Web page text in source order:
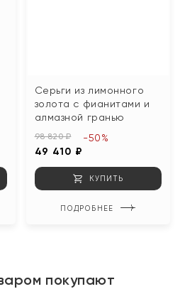
Серьги из лимонного
золота с фианитами и
алмазной гранью
98 820 ₽
49 410 ₽
-50%
КУПИТЬ
ПОДРОБНЕЕ
покупают